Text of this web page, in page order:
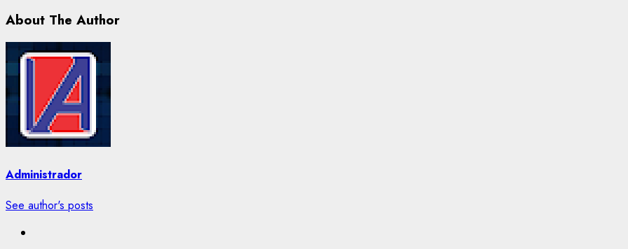
About The Author
Administrador
See author's posts